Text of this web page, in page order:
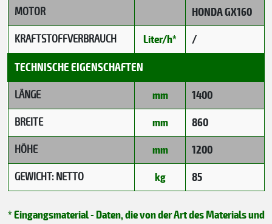
MOTOR HONDA GX160
KRAFTSTOFFVERBRAUCH Liter/h* /
TECHNISCHE EIGENSCHAFTEN
LÄNGE mm 1400
BREITE mm 860
HÖHE mm 1200
GEWICHT: NETTO kg 85
* Eingangsmaterial - Daten, die von der Art des Materials und